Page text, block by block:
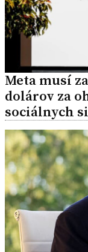
Meta musí
dolárov za
sociálnych